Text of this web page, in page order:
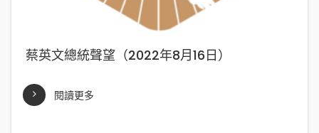
蔡英文總統聲望（2022年8月16日）
閱讀更多